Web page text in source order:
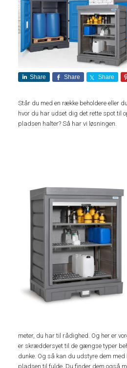
Share Share Share
Står du med en række beholdere eller
hvor du har udset dig det rette spot til
pladsen halter? Så har vi løsningen.
meter, du har til rådighed. Og her er
er skræddersyet til de gængse typer
dunke. Og så kan du udstyre dem
pladsen til fulde. Du finder dem også